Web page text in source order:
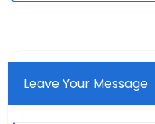
Leave Your Message